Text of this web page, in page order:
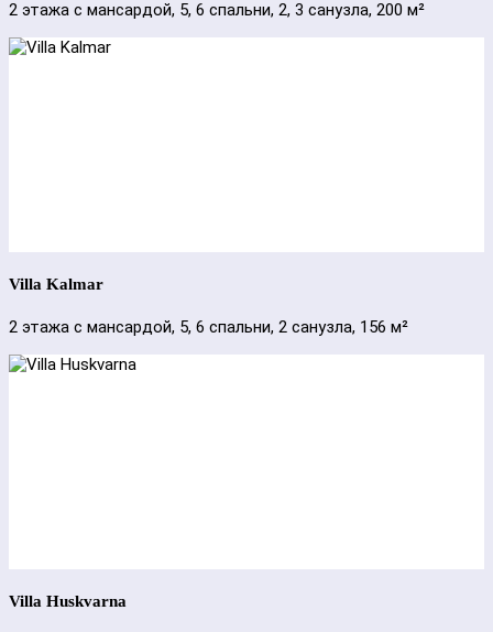
2 этажа с мансардой, 5, 6 спальни, 2, 3 санузла, 200 м²
Villa Kalmar
2 этажа с мансардой, 5, 6 спальни, 2 санузла, 156 м²
Villa Huskvarna